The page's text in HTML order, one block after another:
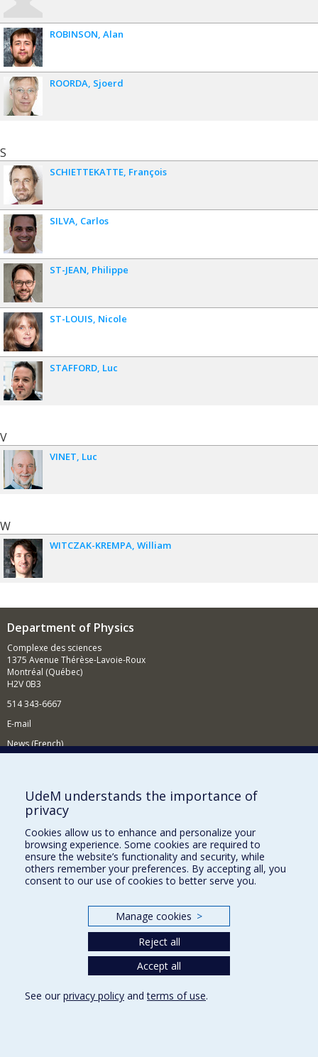
ROBINSON Alan
ROORDA Sjoerd
S
SCHIETTEKATTE François
SILVA Carlos
ST-JEAN Philippe
ST-LOUIS Nicole
STAFFORD Luc
V
VINET Luc
W
WITCZAK-KREMPA William
Department of Physics
Complexe des sciences
1375 Avenue Thérèse-Lavoie-Roux
Montréal (Québec)
H2V 0B3
514 343-6667
E-mail
News (French)
Supporting the Department
NEED HELP?
Site map
Report a problem
Accessibility
Our Departments and Schools
Programs and Courses in our Faculty
UdeM understands the importance of
privacy
Cookies allow us to enhance and personalize your
browsing experience. Some cookies are required to
ensure the website’s functionality and security, while
others remember your preferences. By accepting all, you
consent to our use of cookies to better serve you.
Manage cookies >
Reject all
Accept all
See our privacy policy andterms of use.